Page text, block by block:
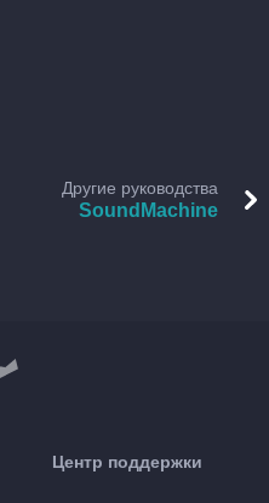
Другие руководства
SoundMachine
Центр поддержки